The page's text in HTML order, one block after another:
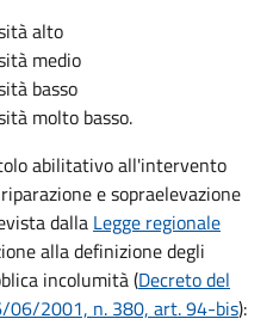
alto
medio
basso
molto basso.
abilitativo all'intervento
e sopraelevazione
dalla Legge regionale
alla definizione degli
incolumità (Decreto del
06/2001, n. 380, art. 94-bis):